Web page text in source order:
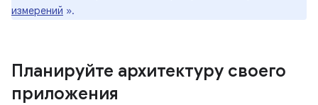
измерений ».
Планируйте архитектуру своего
приложения